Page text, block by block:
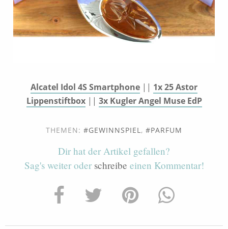
Alcatel Idol 4S Smartphone || 1x 25 Astor
Lippenstiftbox|| 3x Kugler Angel Muse EdP
THEMEN: GEWINNSPIEL, PARFUM
Dir hat der Artikel gefallen?
Sag's weiter oder schreibe einen Kommentar!